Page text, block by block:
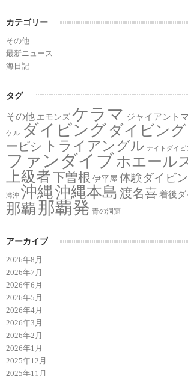
カテゴリー
その他
最新ニュース
海日記
タグ
その他 エモンズ ケラマ ジャイアント
ケル ダイビング ダイビン
ービシ トライアングル ナイトダイビ
ファンダイブホエール
上級者下曽根 伊平屋 体験ダイビ
湾沖 沖縄沖縄本島 渡名喜 着後ダ
那覇 那覇発 青の洞窟
アーカイブ
2026年8月
2026年7月
2026年6月
2026年5月
2026年4月
2026年3月
2026年2月
2026年1月
2025年12月
2025年11月